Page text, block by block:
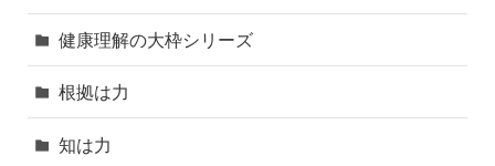
健康理解の大枠シリーズ
根拠は力
知は力